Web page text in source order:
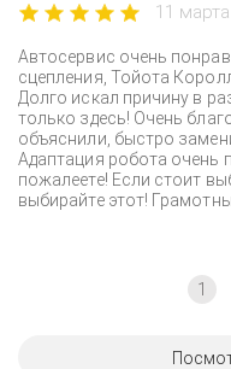
11
Автосервис очень
сцепления, Тойота
Долго искал причину в
только здесь! Очень
объяснили, быстро
Адаптация робота очень
пожалеете! Если стоит
выбирайте этот!
1